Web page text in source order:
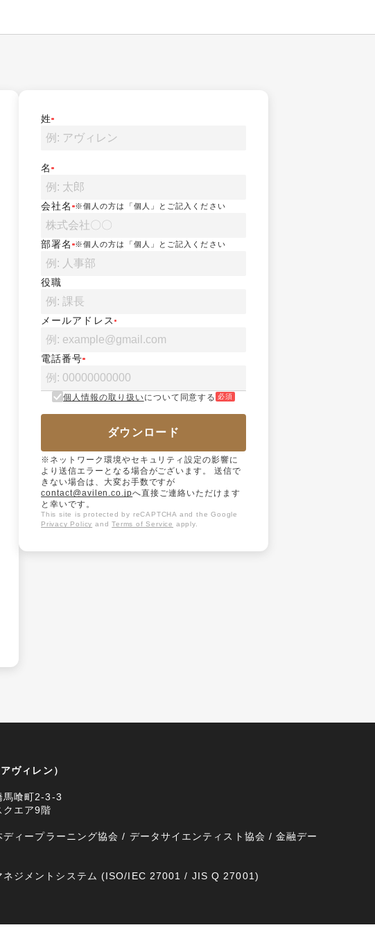
姓
名
会社名 ※個人の方は「個人」とご記入ください
部署名 ※個人の方は「個人」とご記入ください
役職
メールアドレス
電話番号
個人情報の取り扱いについて同意する 必須
ダウンロード
※ネットワーク環境やセキュリティ設定の影響に
より送信エラーとなる場合がございます。 送信で
きない場合は、大変お手数ですが
contact@avilen.co.jpへ直接ご連絡いただけます
と幸いです。
This site is protected by reCAPTCHA and the Google
Privacy Policy and Terms of Service apply.
ヴィレン）
馬喰町2-3-3
クエア9階
ディープラーニング協会 / データサイエンティスト協会 / 金融デー
ネジメントシステム (ISO/IEC 27001 / JIS Q 27001)